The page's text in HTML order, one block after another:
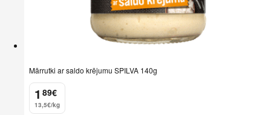
Mārrutki ar saldo krējumu SPILVA 140g
1
. 89€
13,5€/kg